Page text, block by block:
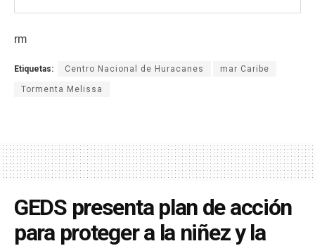
rm
Etiquetas: Centro Nacional de Huracanes mar Caribe
Tormenta Melissa
GEDS presenta plan de acción
para proteger a la niñez y la